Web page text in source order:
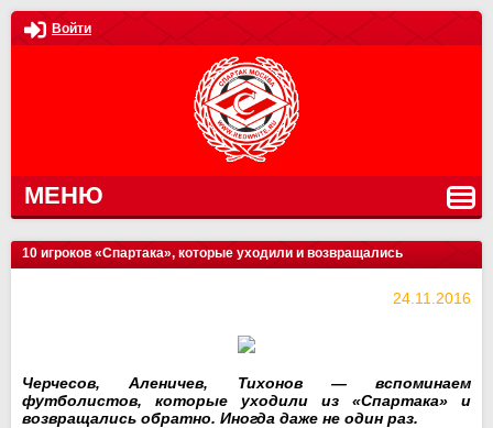
Войти
МЕНЮ
10 игроков «Спартака», которые уходили и возвращались
24.11.2016
Черчесов, Аленичев, Тихонов — вспоминаем
футболистов, которые уходили из «Спартака» и
возвращались обратно. Иногда даже не один раз.